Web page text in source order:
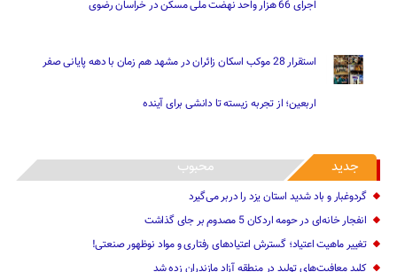
گردوغبار و باد شدید استان یزد را دربر می‌گیرد
انفجار خانه‌ای در حومه اردکان 5 مصدوم بر جای گذاشت
تغییر ماهیت ‌اعتیاد؛ گسترش اعتیادهای رفتاری و مواد نوظهور صنعتی!
کلید معافیت‌های تولید در منطقه آزاد مازندران زده شد
خبر خوش استاندار مازندران برای خبرنگاران؛‌بیمه پایه و ‌تکمیلی می‌شوید